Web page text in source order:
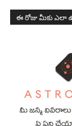
ఈ రోజు మీకు ఎలా